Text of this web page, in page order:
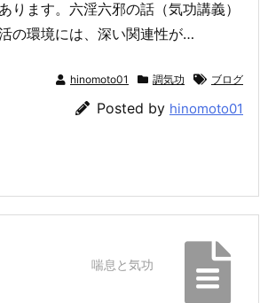
ります。六淫六邪の話（気功講義）
の環境には、深い関連性が…
hinomoto01 調気功 ブログ
Posted by hinomoto01
喘息と気功